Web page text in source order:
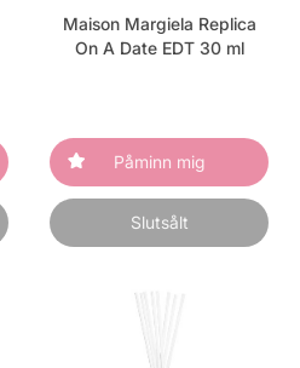
Maison Margiela Replica
On A Date EDT 30 ml
Påminn mig
Slutsålt